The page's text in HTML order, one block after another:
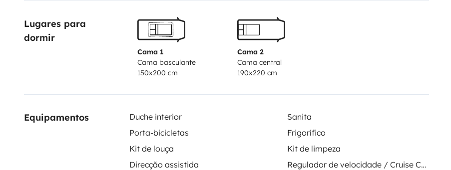
oder an andere schöne Ort in Deutschland und Europa.
Lugares para
dormir
Cama 1
Cama basculante
150x200 cm
Cama 2
Cama central
190x220 cm
Equipamentos Duche interior
Sanita
Porta-bicicletas
Frigorífico
Kit de louça
Kit de limpeza
Direcção assistida
Regulador de velocidade / Cruise Control